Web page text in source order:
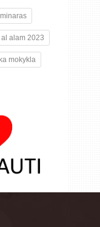
alam 2023
mokykla